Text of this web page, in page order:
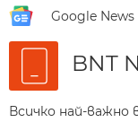
Google News
BNT
Всичко най-